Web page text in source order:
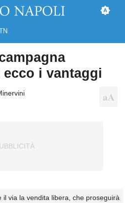
i vantaggi
il via la vendita libera, che proseguirà